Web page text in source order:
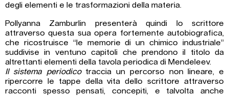
degli elementi e le trasformazioni della materia.
Pollyanna Zamburlin presenterà quindi lo scrittore
attraverso questa sua opera fortemente autobiografica,
che ricostruisce “le memorie di un chimico industriale”
suddivise in ventuno capitoli che prendono il titolo da
altrettanti elementi della tavola periodica di Mendeleev.
Il sistema periodicotraccia un percorso non lineare, e
ripercorre le tappe della vita dello scrittore attraverso
racconti spesso pensati, concepiti, e talvolta anche